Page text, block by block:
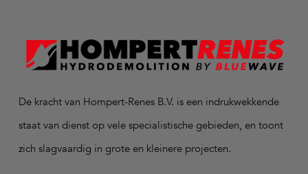
De kracht van Hompert-Renes B.V. is een indrukwekkende
staat van dienst op vele specialistische gebieden, en toont
zich slagvaardig in grote en kleinere projecten.